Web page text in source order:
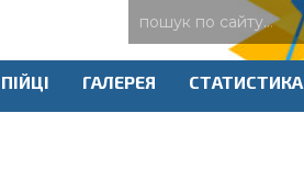
ГАЛЕРЕЯ СТАТИСТИКА